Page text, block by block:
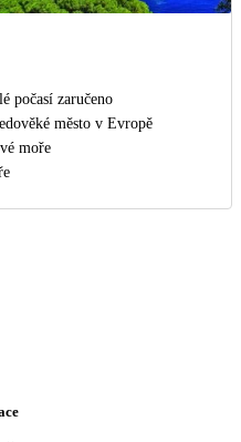
počasí zaručeno
město v Evropě
moře